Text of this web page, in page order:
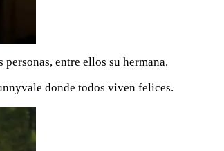
entre ellos su hermana.
donde todos viven felices.